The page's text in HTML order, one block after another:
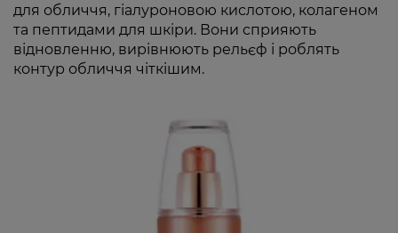
для обличчя, гіалуроновою кислотою, колагеном
та пептидами для шкіри. Вони сприяють
відновленню, вирівнюють рельєф і роблять
контур обличчя чіткішим.